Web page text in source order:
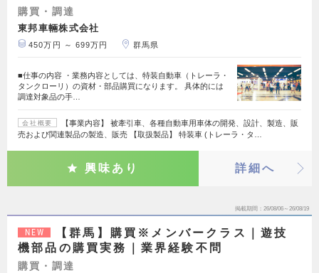
購買・調達
東邦車輛株式会社
450万円 ～ 699万円 群馬県
■仕事の内容 ・業務内容としては、特装自動車（トレーラ・
タンクローリ）の資材・部品購買になります。 具体的には
調達対象品の手…
会社概要
【事業内容】 被牽引車、各種自動車用車体の開発、設計、製造、販
売および関連製品の製造、販売 【取扱製品】 特装車 (トレーラ・タ…
興味あり 詳細へ
掲載期間 26/08/06～26/08/19
NEW
【群馬】購買※メンバークラス｜遊技
機部品の購買実務｜業界経験不問
購買・調達